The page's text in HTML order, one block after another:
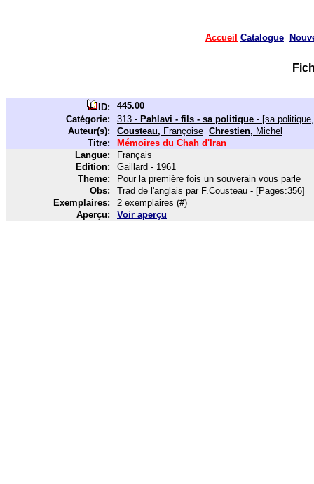
Accueil Catalogue
ID:
445.00
Catégorie:
313 - Pahlavi - fils - sa politique - [sa
Auteur(s):
Cousteau, Françoise Chrestien, Michel
Titre:
Mémoires du Chah d'Iran
Langue:
Français
Edition:
Gaillard - 1961
Theme:
Pour la première fois un souverain vous parle
Obs:
Trad de l'anglais par F.Cousteau - [Pages:356]
Exemplaires:
2 exemplaires (#)
Aperçu:
Voir aperçu